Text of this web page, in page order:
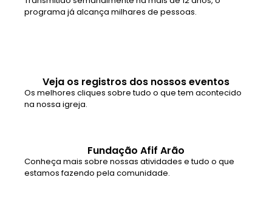
programa já alcança milhares de pessoas.
Veja os registros dos nossos eventos
Os melhores cliques sobre tudo o que tem acontecido
na nossa igreja.
Fundação Afif Arão
Conheça mais sobre nossas atividades e tudo o que
estamos fazendo pela comunidade.